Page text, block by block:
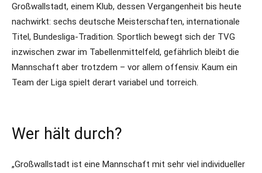
Großwallstadt, einem Klub, dessen Vergangenheit bis heute
nachwirkt: sechs deutsche Meisterschaften, internationale
Titel, Bundesliga-Tradition. Sportlich bewegt sich der TVG
inzwischen zwar im Tabellenmittelfeld, gefährlich bleibt die
Mannschaft aber trotzdem – vor allem offensiv. Kaum ein
Team der Liga spielt derart variabel und torreich.
Wer hält durch?
„Großwallstadt ist eine Mannschaft mit sehr viel individueller